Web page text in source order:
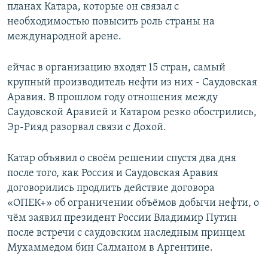
планах Катара, которые он связал с
необходимостью повысить роль страны на
международной арене.
ейчас в организацию входят 15 стран, самый
крупный производитель нефти из них - Саудовская
Аравия. В прошлом году отношения между
Саудовской Аравией и Катаром резко обострились,
Эр-Рияд разорвал связи с Дохой.
Катар объявил о своём решении спустя два дня
после того, как Россия и Саудовская Аравия
договорились продлить действие договора
«ОПЕК+» об ограничении объёмов добычи нефти, о
чём заявил президент России Владимир Путин
после встречи с саудовским наследным принцем
Мухаммедом бин Салманом в Аргентине.